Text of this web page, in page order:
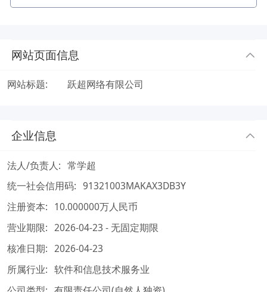
网站页面信息
网站标题: 跃超网络有限公司
企业信息
法人/负责人: 常学超
统一社会信用码: 91321003MAKAX3DB3Y
注册资本: 10.000000万人民币
营业期限: 2026-04-23 - 无固定期限
核准日期: 2026-04-23
所属行业: 软件和信息技术服务业